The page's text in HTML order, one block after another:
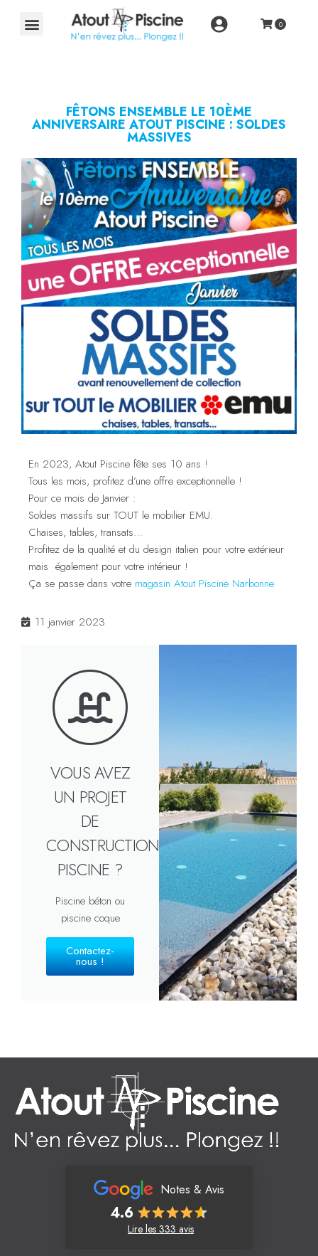
FÊTONS ENSEMBLE LE 10ÈME
ANNIVERSAIRE ATOUT PISCINE : SOLDES
MASSIVES
En 2023, Atout Piscine fête ses 10 ans !
Tous les mois, profitez d’une offre exceptionnelle !
Pour ce mois de Janvier :
Soldes massifs sur TOUT le mobilier EMU.
Chaises, tables, transats…
Profitez de la qualité et du design italien pour votre extérieur
mais également pour votre intérieur !
Ça se passe dans votre magasin Atout Piscine Narbonne
11 janvier 2023
VOUS AVEZ
UN PROJET
DE
CONSTRUCTION
PISCINE ?
Piscine béton ou
piscine coque
Contactez-
nous !
Notes & Avis
4.6
Lire les 333 avis